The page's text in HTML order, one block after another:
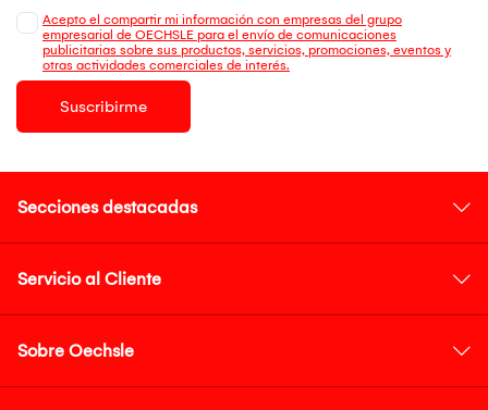
Acepto el compartir mi información con empresas del grupo
empresarial de OECHSLE para el envío de comunicaciones
publicitarias sobre sus productos, servicios, promociones, eventos y
otras actividades comerciales de interés.
Suscribirme
Secciones destacadas
Servicio al Cliente
Sobre Oechsle